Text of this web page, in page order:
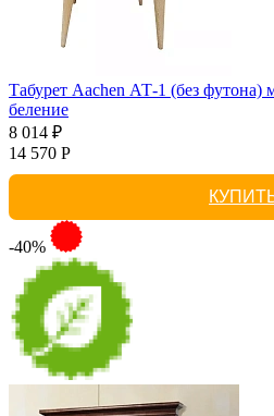
Табурет Aachen АТ-1 (без футона)
беление
8 014 ₽
14 570 Р
-40%